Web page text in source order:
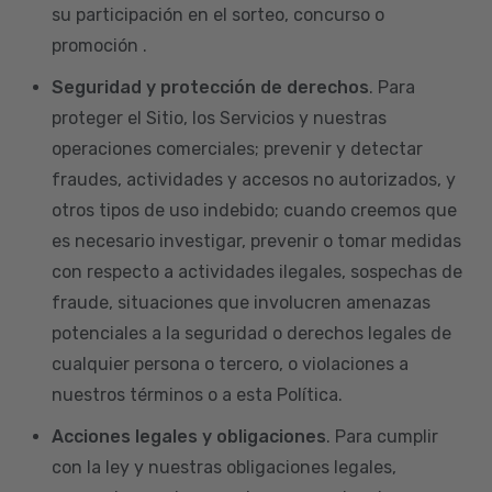
su participación en el sorteo, concurso o
promoción .
Seguridad y protección de derechos. Para
proteger el Sitio, los Servicios y nuestras
operaciones comerciales; prevenir y detectar
fraudes, actividades y accesos no autorizados, y
otros tipos de uso indebido; cuando creemos que
es necesario investigar, prevenir o tomar medidas
con respecto a actividades ilegales, sospechas de
fraude, situaciones que involucren amenazas
potenciales a la seguridad o derechos legales de
cualquier persona o tercero, o violaciones a
nuestros términos o a esta Política.
Acciones legales y obligaciones. Para cumplir
con la ley y nuestras obligaciones legales,